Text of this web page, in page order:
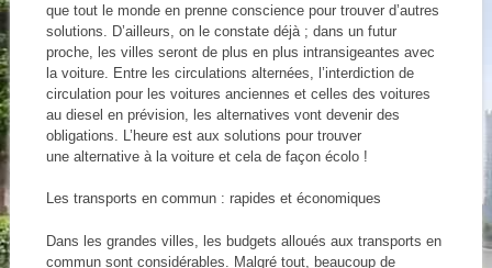
que tout le monde en prenne conscience pour trouver d’autres
solutions. D’ailleurs, on le constate déjà ; dans un futur
proche, les villes seront de plus en plus intransigeantes avec
la voiture. Entre les circulations alternées, l’interdiction de
circulation pour les voitures anciennes et celles des voitures
au diesel en prévision, les alternatives vont devenir des
obligations. L’heure est aux solutions pour trouver
une alternative à la voiture et cela de façon écolo !
Les transports en commun : rapides et économiques
Dans les grandes villes, les budgets alloués aux transports en
commun sont considérables. Malgré tout, beaucoup de